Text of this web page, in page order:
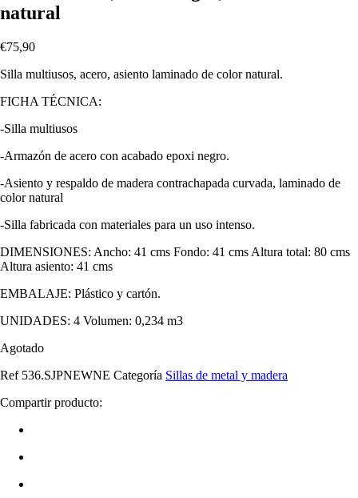
natural
€75,90
Silla multiusos, acero, asiento laminado de color natural.
FICHA TÉCNICA:
-Silla multiusos
-Armazón de acero con acabado epoxi negro.
-Asiento y respaldo de madera contrachapada curvada, laminado de
color natural
-Silla fabricada con materiales para un uso intenso.
DIMENSIONES: Ancho: 41 cms Fondo: 41 cms Altura total: 80 cms
Altura asiento: 41 cms
EMBALAJE: Plástico y cartón.
UNIDADES: 4 Volumen: 0,234 m3
Agotado
Ref 536.SJPNEWNE Categoría Sillas de metal y madera
Compartir producto: